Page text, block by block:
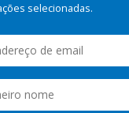
selecionadas.